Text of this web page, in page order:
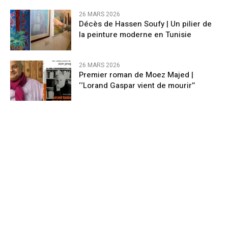
26 MARS 2026
Décès de Hassen Soufy | Un pilier de
la peinture moderne en Tunisie
26 MARS 2026
Premier roman de Moez Majed |
‘‘Lorand Gaspar vient de mourir’’